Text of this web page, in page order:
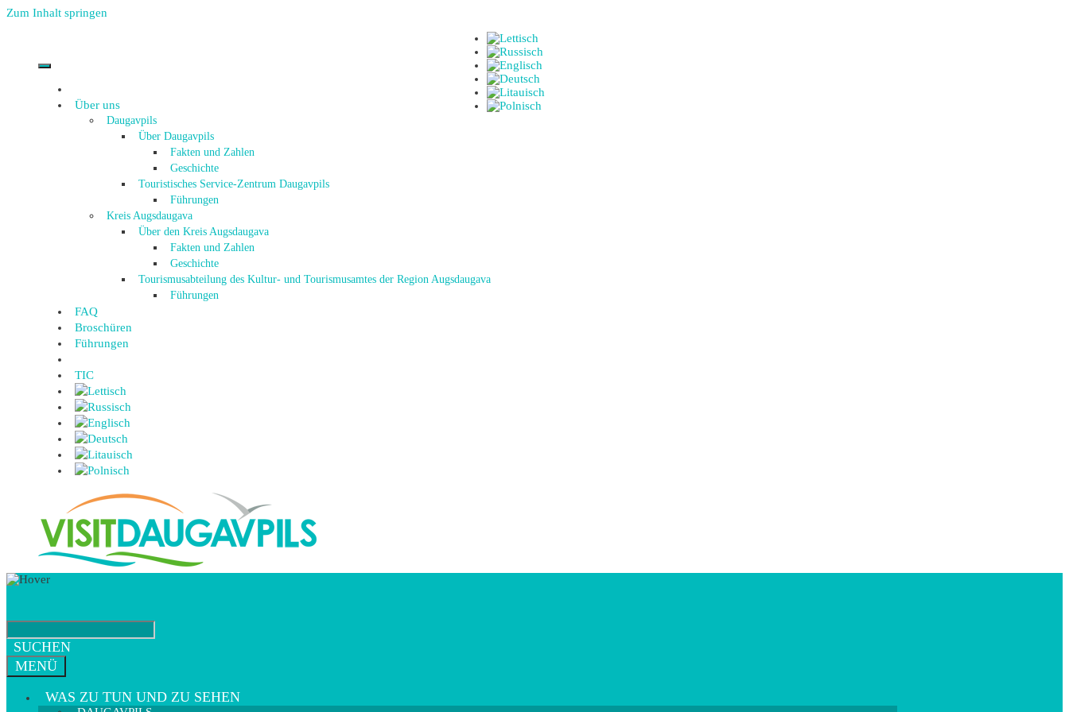
Zum Inhalt springen
Über uns
Daugavpils
Über Daugavpils
Fakten und Zahlen
Geschichte
Touristisches Service-Zentrum Daugavpils
Führungen
Kreis Augsdaugava
Über den Kreis Augsdaugava
Fakten und Zahlen
Geschichte
Tourismusabteilung des Kultur- und Tourismusamtes der Region Augsdaugava
Führungen
FAQ
Broschüren
Führungen
TIC
SUCHEN
MENÜ
WAS ZU TUN UND ZU SEHEN